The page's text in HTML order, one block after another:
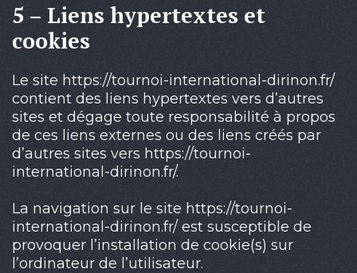
5 – Liens hypertextes et
cookies
Le site https://tournoi-international-dirinon.fr/
contient des liens hypertextes vers d’autres
sites et dégage toute responsabilité à propos
de ces liens externes ou des liens créés par
d’autres sites vers https://tournoi-
international-dirinon.fr/.
La navigation sur le site https://tournoi-
international-dirinon.fr/ est susceptible de
provoquer l’installation de cookie(s) sur
l’ordinateur de l’utilisateur.